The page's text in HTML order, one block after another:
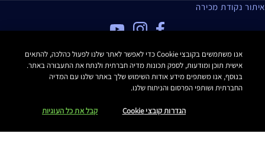
איתור נקודת מכירה
מדיניות פרטיות
תנאי שימוש
תקנון האתר
הצהרת נגישות
אנו משתמשים בקובצי Cookie כדי לאפשר לאתר שלנו לפעול כהלכה, להתאים
אישית תוכן ומודעות, לספק תכונות מדיה חברתית ולנתח את התעבורה באתר.
בנוסף, אנו משתפים מידע אודות השימוש שלך באתר שלנו עם המדיה
החברתית ושותפי הפרסום והניתוח שלנו.
הגדרות קובצי Cookie קבל את כל העוגיות